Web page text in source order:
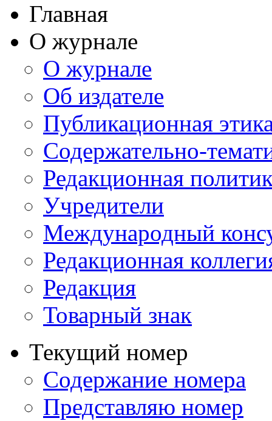
Главная
О журнале
О журнале
Об издателе
Публикационная
Содержательно-
Редакционная
Учредители
Международный
Редакционная
Редакция
Товарный знак
Текущий номер
Содержание номера
Представляю номер